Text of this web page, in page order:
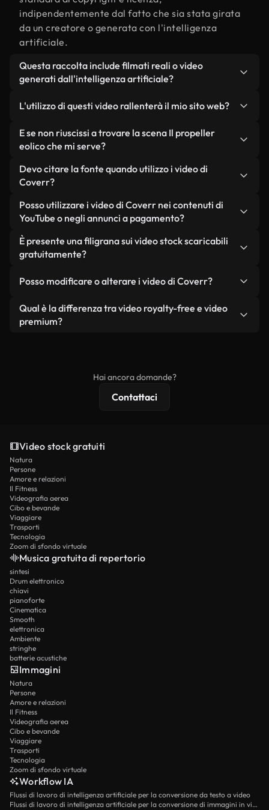
indipendentemente dal fatto che sia stata girata
da un creatore o generata con l'intelligenza
artificiale.
Questa raccolta include filmati reali o video
generati dall'intelligenza artificiale?
da filmati reali, girati da persone, relativi a Il
propeller eolico, e da video generati
dall'intelligenza artificiale. Ogni video è
stai utilizzando.
L'utilizzo di questi video rallenterà il mio sito web?
Non se scegli le nostre versioni ottimizzate.
Offriamo formati leggeri e pronti per il web,
mantengono alta la qualità, riducono al minimo i
tempi di caricamento e migliorano parametri
come LCP.
E se non riuscissi a trovare la scena Il propeller
eolico che mi serve?
Puoi crearne uno all'istante utilizzando Coverr AI
Studio. Ti basta descrivere la scena, ad esempio "Il
in pochi secondi un video personalizzato in
conformità con i nostri standard di licenza.
Devo citare la fonte quando utilizzo i video di
Coverr?
Non è richiesto alcun riconoscimento dell'autore.
Tutti i video presenti nella nostra libreria sono
senza citare il creatore, sebbene sia sempre
gradito.
Posso utilizzare i video di Coverr nei contenuti di
YouTube o negli annunci a pagamento?
Sì. Tutti i filmati di Coverr possono essere utilizzati
in video monetizzati su YouTube, promozioni sui
condizione che non si rivendano o ridistribuiscano
È presente una filigrana sui video stock scaricabili
gratuitamente?
reali o generati dall'intelligenza artificiale, include
filigrane. Avrai a disposizione filmati puliti e pronti
all'uso.
Posso modificare o alterare i video di Coverr?
Sì. Siete liberi di tagliare, ritagliare o remixare i
nostri video. Assicuratevi solo che il prodotto
Qual è la differenza tra video royalty-free e video
premium?
Hai ancora domande?
Contattaci
Video stock gratuiti
Natura
Persone
Amore e relazioni
Il Fitness
Videografia aerea
Cibo e bevande
Viaggiare
Trasporti
Tecnologia
Zoom di sfondo virtuale
Musica gratuita di repertorio
sintesi
Drum elettronico
chiavi
pianoforte
Cinematica
Smooth
elettronica
Ambiente
stringhe
batterie acustiche
Immagini
Natura
Persone
Amore e relazioni
Il Fitness
Videografia aerea
Cibo e bevande
Viaggiare
Trasporti
Tecnologia
Zoom di sfondo virtuale
Workflow IA
Flussi di lavoro di intelligenza artificiale per la conversione da testo a video
Flussi di lavoro di intelligenza artificiale per la conversione di immagini in video